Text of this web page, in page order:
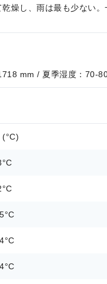
燥し、雨は最も少ない
mm / 夏季湿度：70-
(°C)